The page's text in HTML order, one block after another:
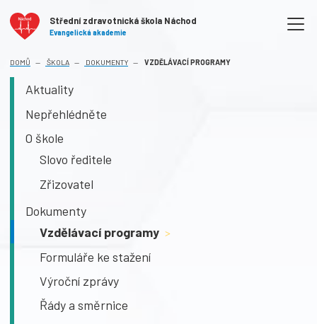
Střední zdravotnická škola Náchod
Evangelická akademie
DOMŮ ŠKOLA DOKUMENTY VZDĚLÁVACÍ PROGRAMY(AKTUÁLNÍ)
Aktuality
Nepřehlédněte
O škole
Slovo ředitele
Zřizovatel
Dokumenty
Vzdělávací programy >
Formuláře ke stažení
Výroční zprávy
Řády a směrnice